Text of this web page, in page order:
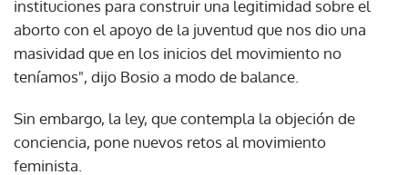
instituciones para construir una legitimidad sobre el
aborto con el apoyo de la juventud que nos dio una
masividad que en los inicios del movimiento no
teníamos", dijo Bosio a modo de balance.
Sin embargo, la ley, que contempla la objeción de
conciencia, pone nuevos retos al movimiento
feminista.